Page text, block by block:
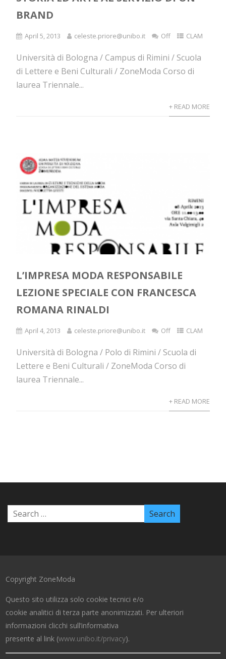
BRAND
April 5, 2013 celeste.priore@unibo.it Off CLAM
Università di Bologna / Campus di Rimini / Scuola
di Lettere e Beni Culturali / ZoneModa Corso di
laurea Triennale...
+ READ MORE
L’IMPRESA MODA RESPONSABILE
LEZIONE SPECIALE CON FRANCESCA
ROMANA RINALDI
April 4, 2013 celeste.priore@unibo.it Off CLAM
Università di Bologna / Polo di Rimini / Scuola di
Lettere e Beni Culturali / ZoneModa Corso di
laurea Triennale...
+ READ MORE
Copyright ZoneModa
Questo sito utilizza solo cookie tecnici e/o
cookie analitici di terza parte anonimizzati. Per ulteriori
informazioni clicchi sull’informativa
presente al link (www.unibo.it/privacy).